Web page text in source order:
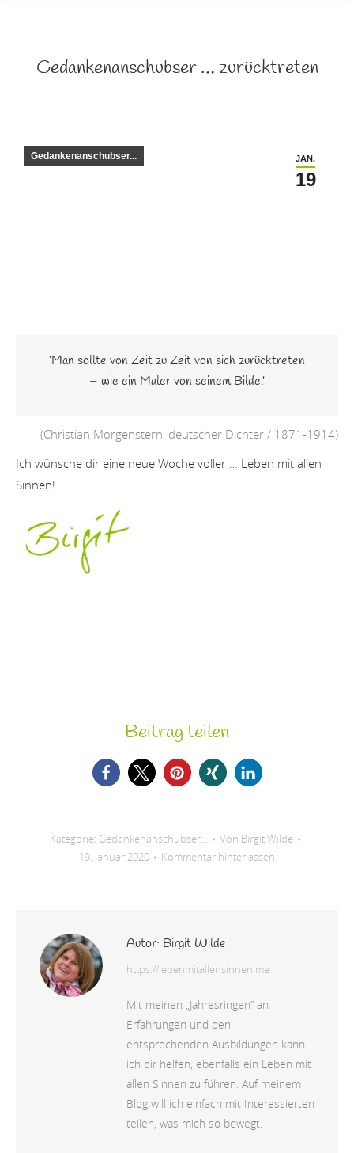
Gedankenanschubser … zurücktreten
JAN.
19
Gedankenanschubser...
‘Man sollte von Zeit zu Zeit von sich zurücktreten
– wie ein Maler von seinem Bilde.’
(Christian Morgenstern, deutscher Dichter / 1871-1914)
Ich wünsche dir eine neue Woche voller … Leben mit allen
Sinnen!
Beitrag teilen
Kategorie: Gedankenanschubser... Von Birgit Wilde
19. Januar 2020
Kommentar hinterlassen
Autor: Birgit Wilde
https://lebenmitallensinnen.me
Mit meinen „Jahresringen” an
Erfahrungen und den
entsprechenden Ausbildungen kann
ich dir helfen, ebenfalls ein Leben mit
allen Sinnen zu führen. Auf meinem
Blog will ich einfach mit Interessierten
teilen, was mich so bewegt.